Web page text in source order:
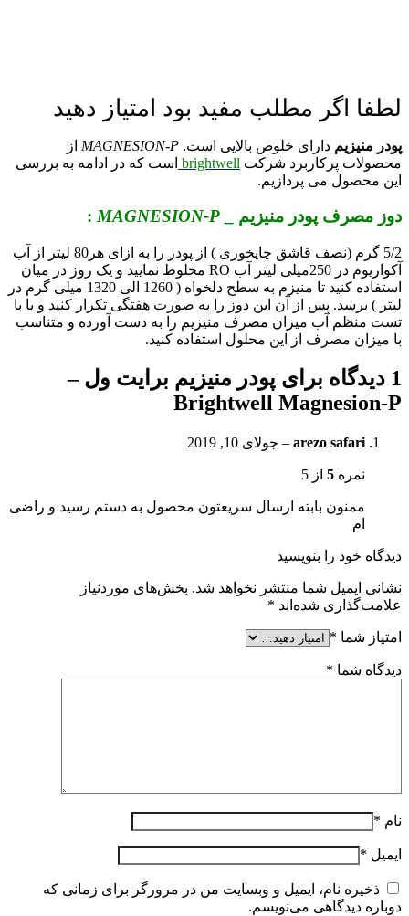
لطفا اگر مطلب مفید بود امتیاز دهید
پودر منیزیم دارای خلوص بالایی است. MAGNESION-P از
محصولات پرکاربرد شرکت brightwell است که در ادامه به بررسی
این محصول می پردازیم.
دوز مصرف پودر منیزیم _ MAGNESION-P
:
5/2 گرم (نصف قاشق چایخوری ) از پودر را به ازای هر80 لیتر از آب
آکواریوم در 250میلی لیتر آب RO مخلوط نمایید و یک روز در میان
استفاده کنید تا منیزم به سطح دلخواه ( 1260 الی 1320 میلی گرم در
لیتر ) برسد. پس از آن این دوز را به صورت هفتگی تکرار کنید و یا با
تست منظم آب میزان مصرف منیزیم را به دست آورده و متناسب
با میزان مصرف از این محلول استفاده کنید.
1 دیدگاه برای
پودر منیزیم برایت ول –
Brightwell Magnesion-P
arezo safari
– جولای 10, 2019
نمره 5 از 5
ممنون بابته ارسال سریعتون محصول به دستم رسید و راضی
ام
دیدگاه خود را بنویسید
نشانی ایمیل شما منتشر نخواهد شد. بخش‌های موردنیاز
علامت‌گذاری شده‌اند *
امتیاز شما *
دیدگاه شما *
نام *
ایمیل *
ذخیره نام، ایمیل و وبسایت من در مرورگر برای زمانی که
دوباره دیدگاهی می‌نویسم.